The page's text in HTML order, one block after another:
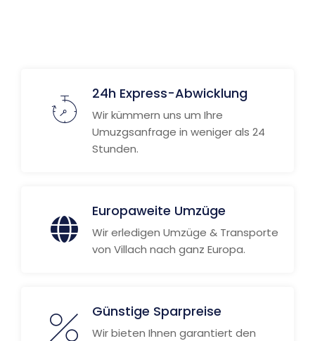
24h Express-Abwicklung
Wir kümmern uns um Ihre
Umuzgsanfrage in weniger als 24
Stunden.
Europaweite Umzüge
Wir erledigen Umzüge & Transporte
von Villach nach ganz Europa.
Günstige Sparpreise
Wir bieten Ihnen garantiert den